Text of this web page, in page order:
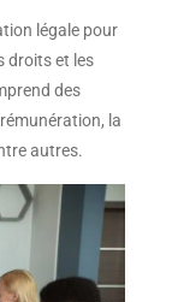
légale pour
droits et les
des
la
autres.